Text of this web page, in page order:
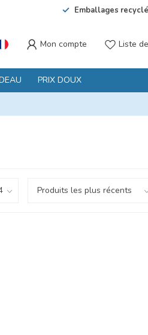
Emballages
Mon compte Liste
PRIX DOUX